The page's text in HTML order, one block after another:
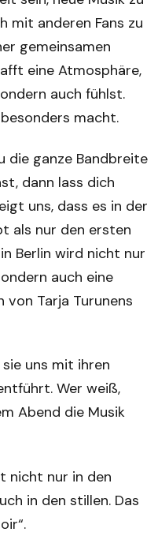
mit anderen Fans zu
gemeinsamen
eine Atmosphäre,
auch fühlst.
macht.
die ganze Bandbreite
dann lass dich
uns, dass es in der
als nur den ersten
Berlin wird nicht nur
auch eine
von Tarja Turunens
uns mit ihren
Wer weiß,
Abend die Musik
nicht nur in den
in den stillen. Das